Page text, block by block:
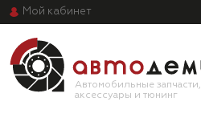
Мой кабинет
Автомобильные запчасти,
аксессуары и тюнинг